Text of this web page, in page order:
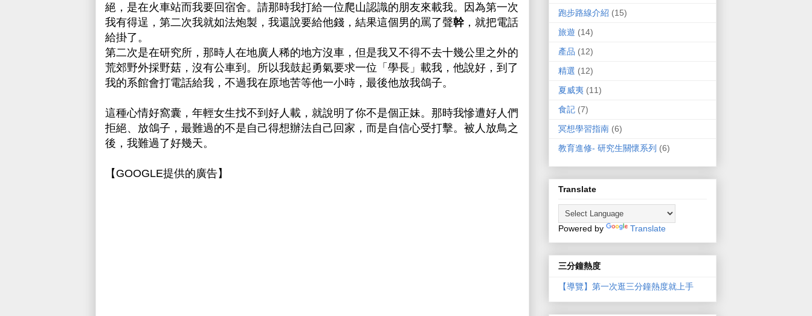
絕，是在火車站而我要回宿舍。請那時我打給一位爬山認識的朋友來載我。因為第一次
我有得逞，第二次我就如法炮製，我還說要給他錢，結果這個男的罵了聲幹，就把電話
給掛了。
第二次是在研究所，那時人在地廣人稀的地方沒車，但是我又不得不去十幾公里之外的
荒郊野外採野菇，沒有公車到。所以我鼓起勇氣要求一位「學長」載我，他說好，到了
我的系館會打電話給我，不過我在原地苦等他一小時，最後他放我鴿子。
這種心情好窩囊，年輕女生找不到好人載，就說明了你不是個正妹。那時我慘遭好人們
拒絕、放鴿子，最難過的不是自己得想辦法自己回家，而是自信心受打擊。被人放鳥之
後，我難過了好幾天。
【GOOGLE提供的廣告】
跑步路線介紹 (15)
旅遊 (14)
產品 (12)
精選 (12)
夏威夷 (11)
食記 (7)
冥想學習指南 (6)
教育進修- 研究生關懷系列 (6)
Translate
Powered by Translate
三分鐘熱度
【導覽】第一次逛三分鐘熱度就上手